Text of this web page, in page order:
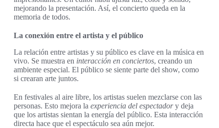
mejorando la presentación. Así, el concierto queda en la
memoria de todos.
La conexión entre el artista y el público
La relación entre artistas y su público es clave en la música en
vivo. Se muestra en interacción en conciertos, creando un
ambiente especial. El público se siente parte del show, como
si crearan arte juntos.
En festivales al aire libre, los artistas suelen mezclarse con las
personas. Esto mejora la experiencia del espectadory deja
que los artistas sientan la energía del público. Esta interacción
directa hace que el espectáculo sea aún mejor.